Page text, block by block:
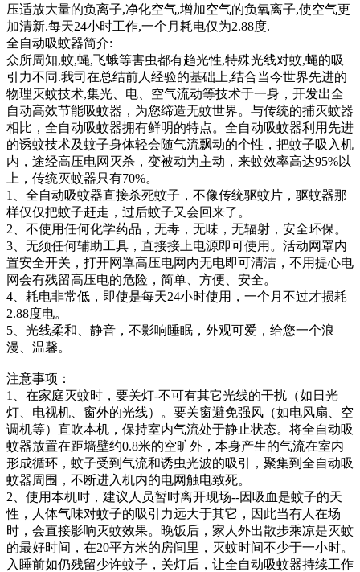
压适放大量的负离子,净化空气,增加空气的负氧离子,使空气更
加清新.每天24小时工作,一个月耗电仅为2.88度.
全自动吸蚊器简介:
众所周知,蚊,蝇,飞蛾等害虫都有趋光性,特殊光线对蚊,蝇的吸
引力不同.我司在总结前人经验的基础上,结合当今世界先进的
物理灭蚊技术,集光、电、空气流动等技术于一身，开发出全
自动高效节能吸蚊器，为您缔造无蚊世界。与传统的捕灭蚊器
相比，全自动吸蚊器拥有鲜明的特点。全自动吸蚊器利用先进
的诱蚊技术及蚊子身体轻会随气流飘动的个性，把蚊子吸入机
内，途经高压电网灭杀，变被动为主动，来蚊效率高达95%以
上，传统灭蚊器只有70%。
1、全自动吸蚊器直接杀死蚊子，不像传统驱蚊片，驱蚊器那
样仅仅把蚊子赶走，过后蚊子又会回来了。
2、不使用任何化学药品，无毒，无味，无辐射，安全环保。
3、无须任何辅助工具，直接接上电源即可使用。活动网罩内
置安全开关，打开网罩高压电网内无电即可清洁，不用提心电
网会有残留高压电的危险，简单、方便、安全。
4、耗电非常低，即使是每天24小时使用，一个月不过才损耗
2.88度电。
5、光线柔和、静音，不影响睡眠，外观可爱，给您一个浪
漫、温馨。
注意事项：
1、在家庭灭蚊时，要关灯-不可有其它光线的干扰（如日光
灯、电视机、窗外的光线）。要关窗避免强风（如电风扇、空
调机等）直吹本机，保持室内气流处于静止状态。将全自动吸
蚊器放置在距墙壁约0.8米的空旷外，本身产生的气流在室内
形成循环，蚊子受到气流和诱虫光波的吸引，聚集到全自动吸
蚊器周围，不断进入机内的电网触电致死。
2、使用本机时，建议人员暂时离开现场--因吸血是蚊子的天
性，人体气味对蚊子的吸引力远大于其它，因此当有人在场
时，会直接影响灭蚊效果。晚饭后，家人外出散步乘凉是灭蚊
的最好时间，在20平方米的房间里，灭蚊时间不少于一小时。
入睡前如仍残留少许蚊子，关灯后，让全自动吸蚊器持续工作